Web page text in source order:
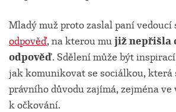
Mladý muž proto zaslal paní vedoucí
odpověď, na kterou mujiž nepřišla
odpověď. Sdělení může být
jak komunikovat se sociálkou, která
právního důvodu zajímá, zejména ve
k očkování.